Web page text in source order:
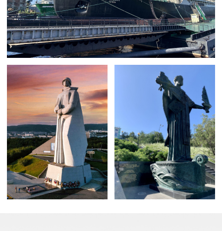
ДЕНЬ 3-6
КУРС НА СЕВЕРНЫЙ ПОЛЮС
На пути к Северному полюсу наши полярные
эксперты расскажут вам о самых интересных
особенностях Арктики.
С открытых палуб вы сможете насладиться
невероятным зрелищем как атомный ледокол
«50 лет Победы» триумфально прокладывает
путь сквозь 3-метровую толщу льда. Будет
возможность посетить машинное отделение
и капитанский мостик!